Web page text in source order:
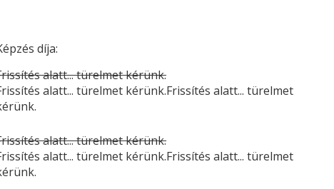
díja:
alatt... türelmet kérünk.
alatt... türelmet kérünk.Frissítés alatt... türelmet
alatt... türelmet kérünk.
alatt... türelmet kérünk.Frissítés alatt... türelmet